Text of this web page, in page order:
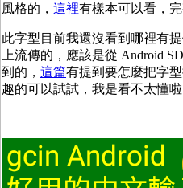
風格的， 這裡有樣本可以看，
此字型目前我還沒看到哪裡有
上流傳的，應該是從 Android
到的， 這篇有提到要怎麼把字
趣的可以試試，我是看不太懂啦